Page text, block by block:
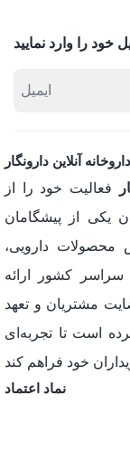
خود را وارد نمایید
فعالیت خود را از
یکی از پیشگامان
محصولات دارویی،
سراسر کشور ارائه
مشتریان و تعهد
است تا تجربه‌ای
نماد اعتماد